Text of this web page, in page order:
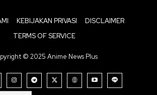
KEBIJAKAN PRIVASI
DISCLAIMER
TERMS OF SERVICE
© 2025 Anime News Plus